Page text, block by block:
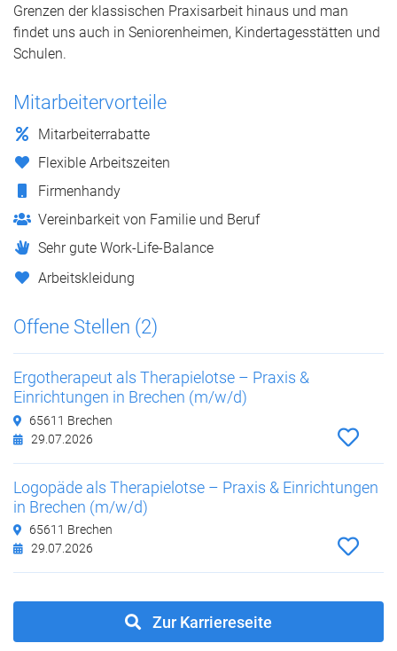
Grenzen der klassischen Praxisarbeit hinaus und man
findet uns auch in Seniorenheimen, Kindertagesstätten und
Schulen.
Mitarbeitervorteile
Mitarbeiterrabatte
Flexible Arbeitszeiten
Firmenhandy
Vereinbarkeit von Familie und Beruf
Sehr gute Work-Life-Balance
Arbeitskleidung
Offene Stellen (2)
Ergotherapeut als Therapielotse – Praxis &
Einrichtungen in Brechen (m/w/d)
65611 Brechen
29.07.2026
Logopäde als Therapielotse – Praxis & Einrichtungen
in Brechen (m/w/d)
65611 Brechen
29.07.2026
Zur Karriereseite